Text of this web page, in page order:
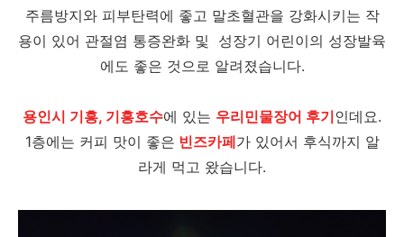
주름방지와 피부탄력에 좋고 말초혈관을 강화시키는 작
용이 있어 관절염 통증완화 및 성장기 어린이의 성장발육
에도 좋은 것으로 알려졌습니다.
용인시 기흥, 기흥호수에 있는 우리민물장어 후기인데요.
1층에는 커피 맛이 좋은 빈즈카페가 있어서 후식까지 알
라게 먹고 왔습니다.